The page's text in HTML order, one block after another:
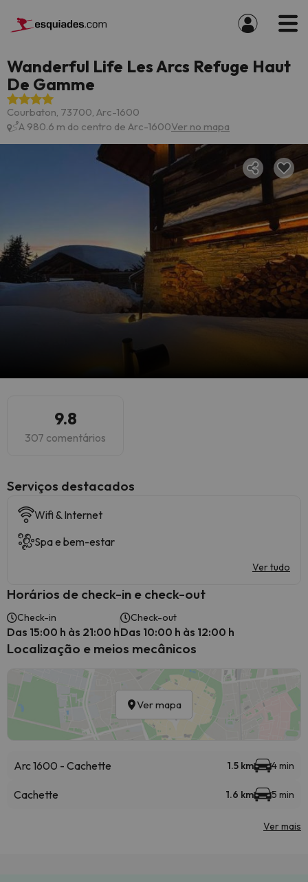
Wanderful Life Les Arcs Refuge Haut
De Gamme
Courbaton, 73700, Arc-1600
A 980.6 m do centro de Arc-1600Ver no mapa
9.8
307 comentários
Serviços destacados
Wifi & Internet
Spa e bem-estar
Ver tudo
Horários de check-in e check-out
Check-in
Das 15:00 h às 21:00 h
Check-out
Das 10:00 h às 12:00 h
Localização e meios mecânicos
Ver mapa
Arc 1600 - Cachette 1.5 km 4 min
Cachette 1.6 km 5 min
Ver mais